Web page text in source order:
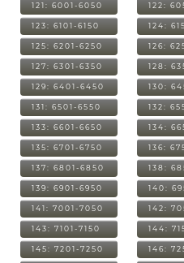
121: 6001-6050 122:
123: 6101-6150 124:
125: 6201-6250 126:
127: 6301-6350 128:
129: 6401-6450 130:
131: 6501-6550 132:
133: 6601-6650 134:
135: 6701-6750 136:
137: 6801-6850 138:
139: 6901-6950 140:
141: 7001-7050 142:
143: 7101-7150 144:
145: 7201-7250 146: